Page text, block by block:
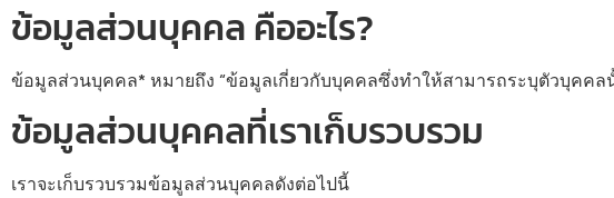
ข้อมูลส่วนบุคคล คืออะไร?
ข้อมูลส่วนบุคคล* หมายถึง “ข้อมูลเกี่ยวกับบุคคลซึ่งทำให้สามารถระบุตัวบุคค
ข้อมูลส่วนบุคคลที่เราเก็บรวบรวม
เราจะเก็บรวบรวมข้อมูลส่วนบุคคลดังต่อไปนี้